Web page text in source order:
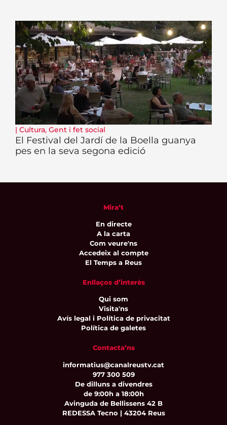
| Cultura, Gent i fet social
El Festival del Jardí de la Boella guanya
pes en la seva segona edició
Mira’t
En directe
A la carta
Com veure'ns
Accedeix al compte
El Temps a Reus
Enllaços d’interès
Qui som
Visita'ns
Avís legal i Política de privacitat
Política de galetes
Contacta’ns
informatius@canalreustv.cat
977 300 509
De dilluns a divendres
de 9:00h a 18:00h
Avinguda de Bellissens 42 B
REDESSA Tecno | 43204 Reus